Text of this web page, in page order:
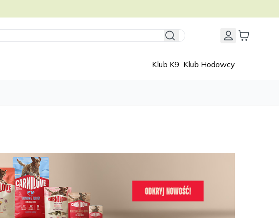
Klub K9 Klub Hodowcy